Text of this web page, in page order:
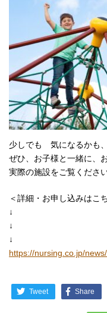
少しでも 気になるかも
ぜひ、お子様と一緒に、
実際の施設をご覧くださ
＜詳細・お申し込みはこ
↓
↓
↓
https://nursing.co.jp/
Tweet Share